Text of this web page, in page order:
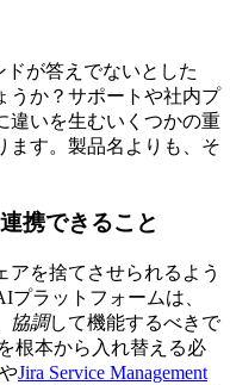
ドが答えでないとした
うか？サポートや社内プ
違いを生むいくつかの重
ます。製品名よりも、そ
携できること
を捨てさせられるよう
ラットフォームは、
協調して機能するべきで
根本から入れ替える必
やJira Service Management